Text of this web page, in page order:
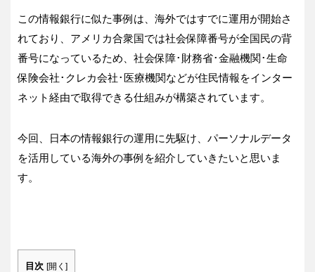
この情報銀行に似た事例は、海外ではすでに運用が開始さ
れており、アメリカ合衆国では社会保障番号が全国民の背
番号になっているため、社会保障･財務省･金融機関･生命
保険会社･クレカ会社･医療機関などが住民情報をインター
ネット経由で取得できる仕組みが構築されています。
今回、日本の情報銀行の運用に先駆け、パーソナルデータ
を活用している海外の事例を紹介していきたいと思いま
す。
目次 [開く ]